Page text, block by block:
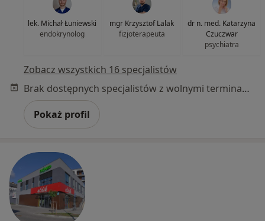
lek. Michał Łuniewski
endokrynolog
mgr Krzysztof Lalak
fizjoterapeuta
dr n. med. Katarzyna
Czuczwar
psychiatra
Zobacz wszystkich 16 specjalistów
Brak dostępnych specjalistów z wolnymi terminami w tym centrum medycznym.
Pokaż profil